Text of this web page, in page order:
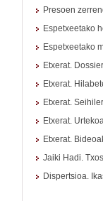
Presoen
Espetxeetako
Espetxeetako
Etxerat.
Etxerat.
Etxerat.
Etxerat. Urtekoa
Etxerat.
Jaiki Hadi.
Dispertsioa.